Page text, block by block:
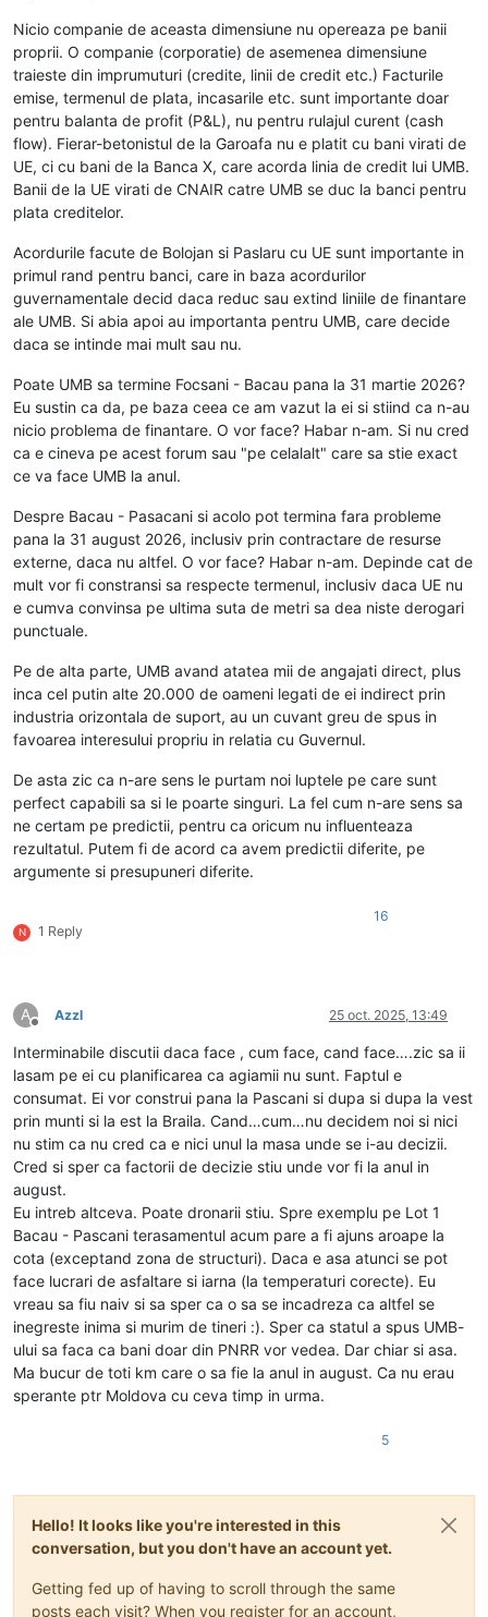
Nicio companie de aceasta dimensiune nu opereaza pe banii
proprii. O companie (corporatie) de asemenea dimensiune
traieste din imprumuturi (credite, linii de credit etc.) Facturile
emise, termenul de plata, incasarile etc. sunt importante doar
pentru balanta de profit (P&L), nu pentru rulajul curent (cash
flow). Fierar-betonistul de la Garoafa nu e platit cu bani virati de
UE, ci cu bani de la Banca X, care acorda linia de credit lui UMB.
Banii de la UE virati de CNAIR catre UMB se duc la banci pentru
plata creditelor.
Acordurile facute de Bolojan si Paslaru cu UE sunt importante in
primul rand pentru banci, care in baza acordurilor
guvernamentale decid daca reduc sau extind liniile de finantare
ale UMB. Si abia apoi au importanta pentru UMB, care decide
daca se intinde mai mult sau nu.
Poate UMB sa termine Focsani - Bacau pana la 31 martie 2026?
Eu sustin ca da, pe baza ceea ce am vazut la ei si stiind ca n-au
nicio problema de finantare. O vor face? Habar n-am. Si nu cred
ca e cineva pe acest forum sau "pe celalalt" care sa stie exact
ce va face UMB la anul.
Despre Bacau - Pasacani si acolo pot termina fara probleme
pana la 31 august 2026, inclusiv prin contractare de resurse
externe, daca nu altfel. O vor face? Habar n-am. Depinde cat de
mult vor fi constransi sa respecte termenul, inclusiv daca UE nu
e cumva convinsa pe ultima suta de metri sa dea niste derogari
punctuale.
Pe de alta parte, UMB avand atatea mii de angajati direct, plus
inca cel putin alte 20.000 de oameni legati de ei indirect prin
industria orizontala de suport, au un cuvant greu de spus in
favoarea interesului propriu in relatia cu Guvernul.
De asta zic ca n-are sens le purtam noi luptele pe care sunt
perfect capabili sa si le poarte singuri. La fel cum n-are sens sa
ne certam pe predictii, pentru ca oricum nu influenteaza
rezultatul. Putem fi de acord ca avem predictii diferite, pe
argumente si presupuneri diferite.
N 1 Reply
16
A
Deconectat
Azzl 25 oct. 2025, 13:49
Interminabile discutii daca face , cum face, cand face….zic sa ii
lasam pe ei cu planificarea ca agiamii nu sunt. Faptul e
consumat. Ei vor construi pana la Pascani si dupa si dupa la vest
prin munti si la est la Braila. Cand…cum…nu decidem noi si nici
nu stim ca nu cred ca e nici unul la masa unde se i-au decizii.
Cred si sper ca factorii de decizie stiu unde vor fi la anul in
august.
Eu intreb altceva. Poate dronarii stiu. Spre exemplu pe Lot 1
Bacau - Pascani terasamentul acum pare a fi ajuns aroape la
cota (exceptand zona de structuri). Daca e asa atunci se pot
face lucrari de asfaltare si iarna (la temperaturi corecte). Eu
vreau sa fiu naiv si sa sper ca o sa se incadreza ca altfel se
inegreste inima si murim de tineri :). Sper ca statul a spus UMB-
ului sa faca ca bani doar din PNRR vor vedea. Dar chiar si asa.
Ma bucur de toti km care o sa fie la anul in august. Ca nu erau
sperante ptr Moldova cu ceva timp in urma.
5
Hello! It looks like you're interested in this
conversation, but you don't have an account yet.
Getting fed up of having to scroll through the same
posts each visit? When you register for an account,